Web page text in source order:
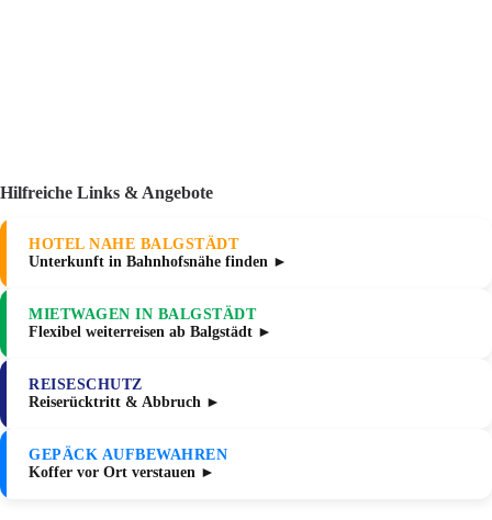
Hilfreiche Links & Angebote
HOTEL NAHE BALGSTÄDT
Unterkunft in Bahnhofsnähe finden ►
MIETWAGEN IN BALGSTÄDT
Flexibel weiterreisen ab Balgstädt ►
REISESCHUTZ
Reiserücktritt & Abbruch ►
GEPÄCK AUFBEWAHREN
Koffer vor Ort verstauen ►